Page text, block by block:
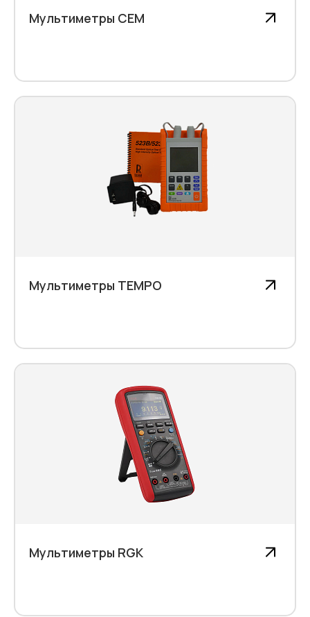
Мультиметры СЕМ
Мультиметры TEMPO
Мультиметры RGK